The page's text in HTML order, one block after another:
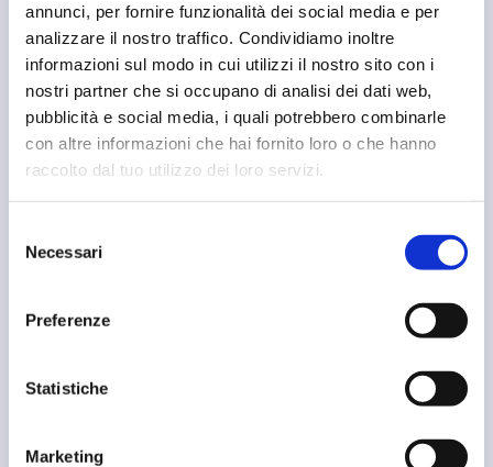
annunci, per fornire funzionalità dei social media e per
analizzare il nostro traffico. Condividiamo inoltre
informazioni sul modo in cui utilizzi il nostro sito con i
nostri partner che si occupano di analisi dei dati web,
pubblicità e social media, i quali potrebbero combinarle
con altre informazioni che hai fornito loro o che hanno
raccolto dal tuo utilizzo dei loro servizi.
delNecessari
Preferenze
Statistiche
Marketing
Dr. Michele Filippi: quali visite puoi
prenotare?
Abbiamo tante frecce al nostro arco, così riusciamo
a scegliere il trattamento migliore per ogni paziente
e per ogni patologia.
PRENOTA UNA VISITA